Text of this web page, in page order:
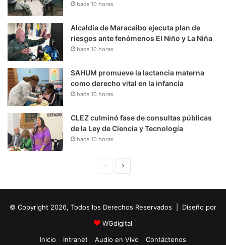
hace 10 horas
Alcaldía de Maracaibo ejecuta plan de
riesgos ante fenómenos El Niño y La Niña
hace 10 horas
SAHUM promueve la lactancia materna
como derecho vital en la infancia
hace 10 horas
CLEZ culminó fase de consultas públicas
de la Ley de Ciencia y Tecnología
hace 10 horas
i
n
a
u
i
e
© Copyright 2026, Todos los Derechos Reservados | Diseño por
WGdigital
Inicio
Intranet Audio en Vivo Contáctenos